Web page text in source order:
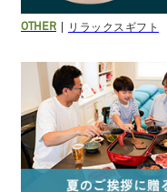
OTHER リラックスギフト